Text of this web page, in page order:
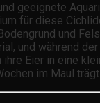
geeignete
für diese
und
und während
Eier in eine
im Maul